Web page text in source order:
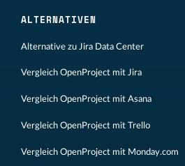
ALTERNATIVEN
Alternative zu Jira Data Center
Vergleich OpenProject mit Jira
Vergleich OpenProject mit Asana
Vergleich OpenProject mit Trello
Vergleich OpenProject mit Monday.com